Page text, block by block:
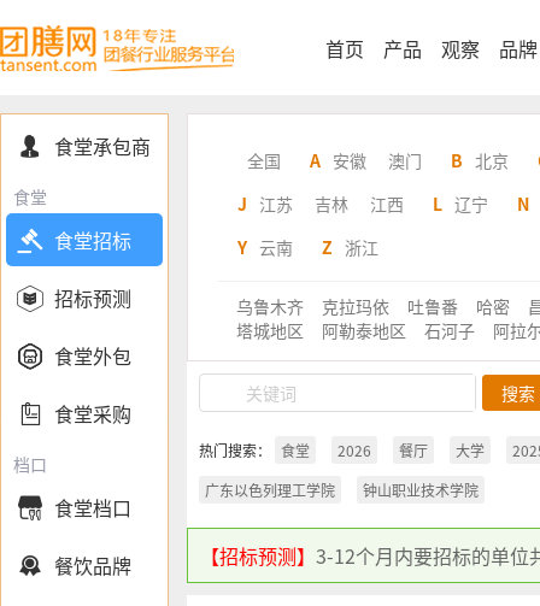
首页 产品 观察 品牌
 食堂承包商
食堂
 食堂招标
 招标预测
 食堂外包
 食堂采购
档口
 食堂档口
 餐饮品牌
全国 A 安徽 澳门 B 北京
J 江苏 吉林 江西 L 辽宁
N
Y 云南 Z 浙江
乌鲁木齐 克拉玛依 吐鲁番 哈密
塔城地区
阿勒泰地区 石河子 阿拉
热门搜索： 食堂 2026 餐厅 大学
广东以色列理工学院
钟山职业技术学院
【招标预测】 3-12个月内要招标的单位